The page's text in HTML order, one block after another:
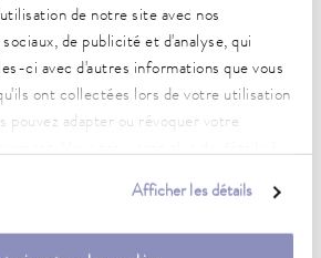
de notre site avec nos
de publicité et d'analyse, qui
ci avec d'autres informations que vous
ont collectées lors de votre utilisation
pouvez adapter ou révoquer votre
Afficher les détails
ambiante